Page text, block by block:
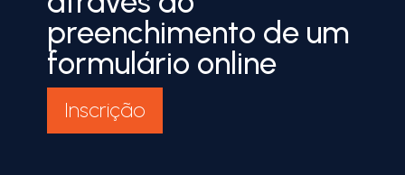
preenchimento de um
formulário online
Inscrição